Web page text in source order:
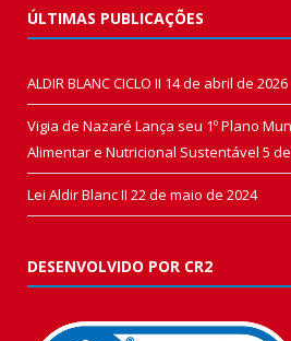
ÚLTIMAS PUBLICAÇÕES
ALDIR BLANC CICLO II 14 de abril de 2026
Vigia de Nazaré Lança seu 1º Plano
Alimentar e Nutricional Sustentável 5
Lei Aldir Blanc II 22 de maio de 2024
DESENVOLVIDO POR CR2